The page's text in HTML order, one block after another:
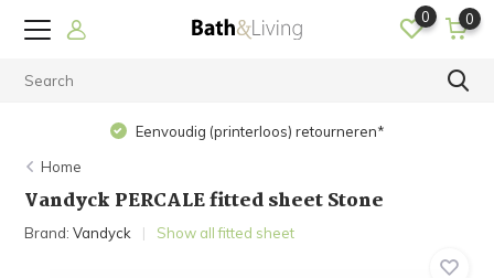
0 0
Eenvoudig (printerloos) retourneren*
Home
Vandyck PERCALE fitted sheet Stone
Brand:Vandyck Show all fitted sheet